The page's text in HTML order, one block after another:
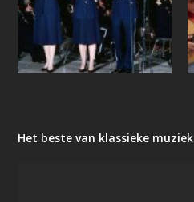
Het beste van klassieke muziek